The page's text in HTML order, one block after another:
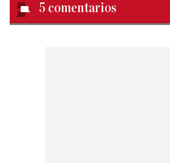
5 comentarios